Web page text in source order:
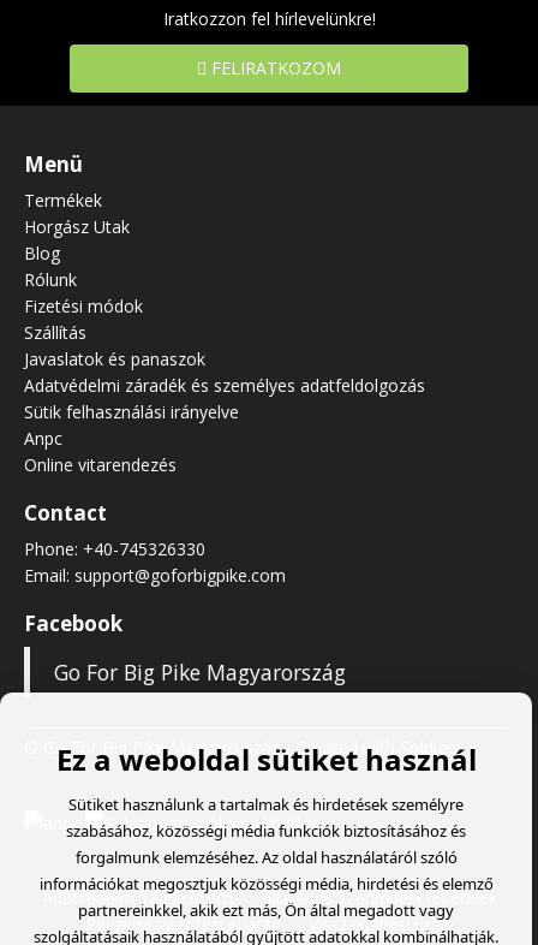
Iratkozzon fel hírlevelünkre!
FELIRATKOZOM
Menü
Termékek
Horgász Utak
Blog
Rólunk
Fizetési módok
Szállítás
Javaslatok és panaszok
Adatvédelmi záradék és személyes adatfeldolgozás
Sütik felhasználási irányelve
Anpc
Online vitarendezés
Contact
Phone: +40-745326330
Email: support@goforbigpike.com
Facebook
Go For Big Pike Magyarország
© Go For Big Pike Magyarország- Created with Soldigo
Adatvédelmi tájékoztató
Általános szerződési feltételek
Pénzvisszatérítési eljárás
Visszaküldési űrlap
Ez a weboldal sütiket használ
Sütiket használunk a tartalmak és hirdetések személyre
szabásához, közösségi média funkciók biztosításához és
forgalmunk elemzéséhez. Az oldal használatáról szóló
információkat megosztjuk közösségi média, hirdetési és elemző
partnereinkkel, akik ezt más, Ön által megadott vagy
szolgáltatásaik használatából gyűjtött adatokkal kombinálhatják.